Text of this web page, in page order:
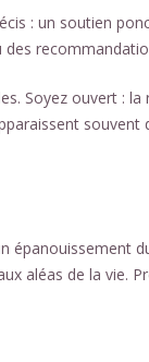
: un soutien
des
Soyez ouvert :
souvent
épanouissement
aléas de la vie.